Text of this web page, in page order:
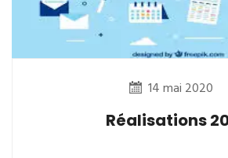
14 mai 2020
Réalisations